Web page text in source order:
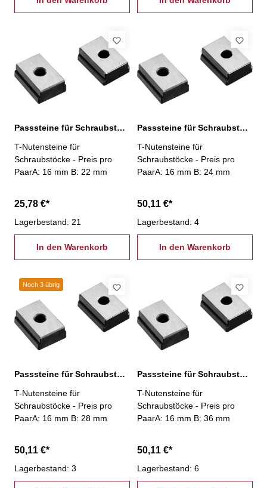
Passsteine für Schraubstöcke, 16/22 mm
T-Nutensteine für
Schraubstöcke - Preis pro
PaarA: 16 mm B: 22 mm
25,78 €*
Lagerbestand: 21
In den Warenkorb
Passsteine für Schraubstöcke, 16/24 mm
T-Nutensteine für
Schraubstöcke - Preis pro
PaarA: 16 mm B: 24 mm
50,11 €*
Lagerbestand: 4
In den Warenkorb
Noch 3 übrig
Passsteine für Schraubstöcke, 16/28 mm
T-Nutensteine für
Schraubstöcke - Preis pro
PaarA: 16 mm B: 28 mm
50,11 €*
Lagerbestand: 3
Passsteine für Schraubstöcke, 16/36 mm
T-Nutensteine für
Schraubstöcke - Preis pro
PaarA: 16 mm B: 36 mm
50,11 €*
Lagerbestand: 6